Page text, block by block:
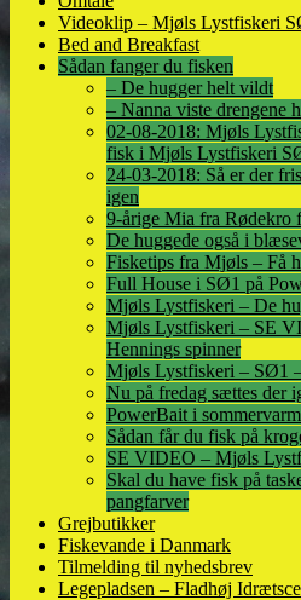
Videoklip – Mjøls Lystfiskeri
Bed and Breakfast
Sådan fanger du fisken
– De hugger helt vildt
– Nanna viste drengene
02-08-2018: Mjøls
fisk i Mjøls Lystfiskeri
24-03-2018: Så er der
igen
9-årige Mia fra Rødekro
De huggede også i
Fisketips fra Mjøls – Få
Full House i SØ1 på
Mjøls Lystfiskeri – De
Mjøls Lystfiskeri – SE
Hennings spinner
Mjøls Lystfiskeri – SØ1
Nu på fredag sættes der
PowerBait i
Sådan får du fisk på
SE VIDEO – Mjøls
Skal du have fisk på
pangfarver
Grejbutikker
Fiskevande i Danmark
Tilmelding til nyhedsbrev
Legepladsen – Fladhøj